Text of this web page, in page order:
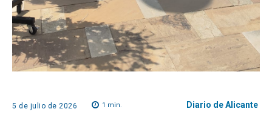
5 de julio de 2026 1 min. Diario de Alicante